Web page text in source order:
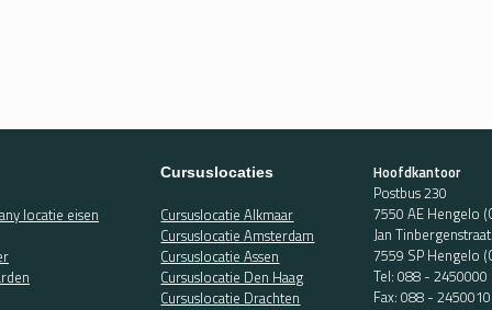
locatie eisen
Cursuslocaties
Cursuslocatie Alkmaar
Cursuslocatie Amsterdam
Cursuslocatie Assen
Cursuslocatie Den Haag
Cursuslocatie Drachten
Hoofdkantoor
Postbus 230
7550 AE Hengelo
Jan
7559 SP Hengelo
Tel:088 - 2450000
Fax: 088 - 2450010